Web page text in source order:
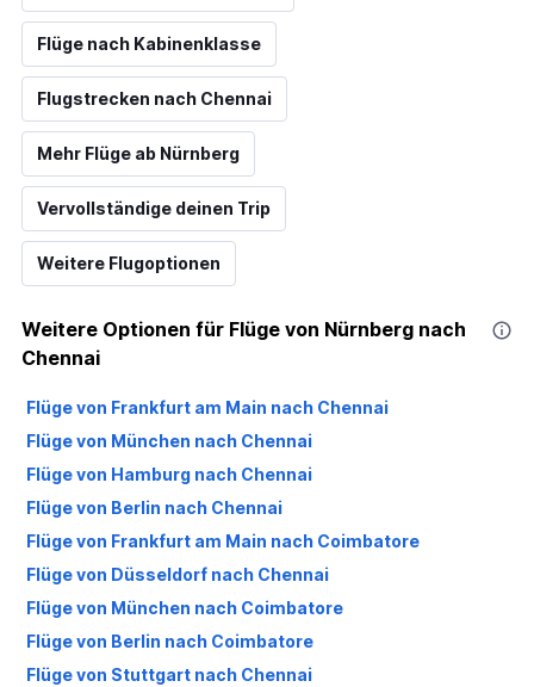
Flüge nach Kabinenklasse
Flugstrecken nach Chennai
Mehr Flüge ab Nürnberg
Vervollständige deinen Trip
Weitere Flugoptionen
Weitere Optionen für Flüge von Nürnberg nach
Chennai
Flüge von Frankfurt am Main nach Chennai
Flüge von München nach Chennai
Flüge von Hamburg nach Chennai
Flüge von Berlin nach Chennai
Flüge von Frankfurt am Main nach Coimbatore
Flüge von Düsseldorf nach Chennai
Flüge von München nach Coimbatore
Flüge von Berlin nach Coimbatore
Flüge von Stuttgart nach Chennai